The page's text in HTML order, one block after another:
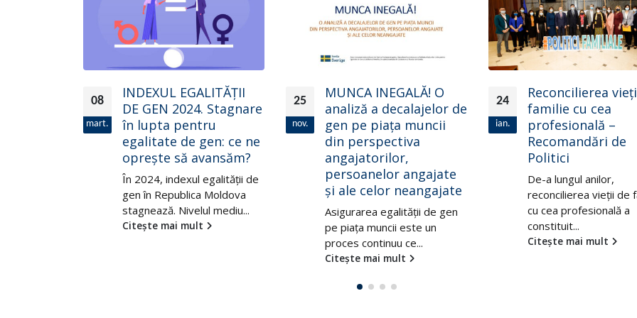
25
nov.
MUNCA INEGALĂ! O
analiză a decalajelor de
gen pe piaţa muncii
din perspectiva
angajatorilor,
persoanelor angajate
și ale celor neangajate
Asigurarea egalității de gen
pe piața muncii este un
24
ian.
Reconcilierea vieții de
familie cu cea
profesională –
Recomandări de
Politici
De-a lungul anilor,
reconcilierea vieții de familie
cu cea profesională a
constituit...
Citește mai mult
06
mart.
8 LEGI DE 8
În ajunul zilei de 8
observăm regretata
a decidenților din...
Citește mai mult